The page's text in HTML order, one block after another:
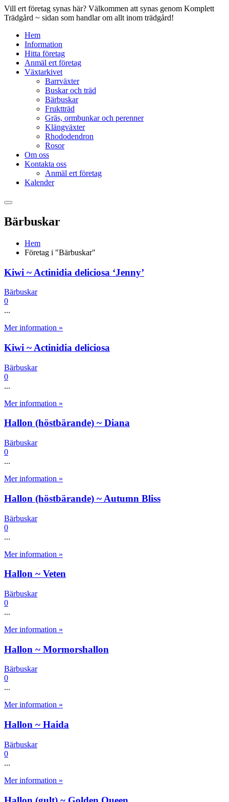
Vill ert företag synas här? Välkommen att synas genom Komplett
Trädgård ~ sidan som handlar om allt inom trädgård!
Hem
Information
Hitta företag
Anmäl ert företag
Växtarkivet
Barrväxter
Buskar och träd
Bärbuskar
Fruktträd
Gräs, ormbunkar och perenner
Klängväxter
Rhododendron
Rosor
Om oss
Kontakta oss
Anmäl ert företag
Kalender
Bärbuskar
Hem
Företag i "Bärbuskar"
Kiwi ~ Actinidia deliciosa ‘Jenny’
Bärbuskar
0
...
Mer information »
Kiwi ~ Actinidia deliciosa
Bärbuskar
0
...
Mer information »
Hallon (höstbärande) ~ Diana
Bärbuskar
0
...
Mer information »
Hallon (höstbärande) ~ Autumn Bliss
Bärbuskar
0
...
Mer information »
Hallon ~ Veten
Bärbuskar
0
...
Mer information »
Hallon ~ Mormorshallon
Bärbuskar
0
...
Mer information »
Hallon ~ Haida
Bärbuskar
0
...
Mer information »